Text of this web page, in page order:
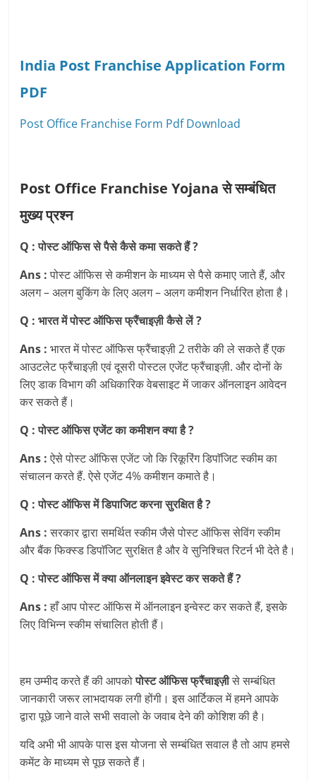
India Post Franchise Application Form
PDF
Post Office Franchise Form Pdf Download
Post Office Franchise Yojana से सम्बंधित
मुख्य प्रश्न
Q : पोस्ट ऑफिस से पैसे कैसे कमा सकते हैं ?
Ans :पोस्ट ऑफिस से कमीशन के माध्यम से पैसे कमाए जाते हैं, और
अलग – अलग बुकिंग के लिए अलग – अलग कमीशन निर्धारित होता है।
Q : भारत में पोस्ट ऑफिस फ्रैंचाइज़ी कैसे लें ?
Ans : भारत में पोस्ट ऑफिस फ्रैंचाइज़ी 2 तरीके की ले सकते हैं एक
आउटलेट फ्रैंचाइज़ी एवं दूसरी पोस्टल एजेंट फ्रैंचाइज़ी. और दोनों के
लिए डाक विभाग की अधिकारिक वेबसाइट में जाकर ऑनलाइन आवेदन
कर सकते हैं।
Q : पोस्ट ऑफिस एजेंट का कमीशन क्या है ?
Ans :ऐसे पोस्ट ऑफिस एजेंट जो कि रिकूरिंग डिपाॅजिट स्कीम का
संचालन करते हैं. ऐसे एजेंट 4% कमीशन कमाते है।
Q : पोस्ट ऑफिस में डिपाजिट करना सुरक्षित है ?
Ans :सरकार द्वारा समर्थित स्कीम जैसे पोस्ट ऑफिस सेविंग स्कीम
और बैंक फिक्स्ड डिपाॅजिट सुरक्षित है और वे सुनिश्चित रिटर्न भी देते है।
Q : पोस्ट ऑफिस में क्या ऑनलाइन इवेस्ट कर सकते हैं ?
Ans :हाँ आप पोस्ट ऑफिस में ऑनलाइन इन्वेस्ट कर सकते हैं, इसके
लिए विभिन्न स्कीम संचालित होती हैं।
हम उम्मीद करते हैं की आपकोपोस्ट ऑफिस फ्रैंचाइज़ीसे सम्बंधित
जानकारी जरूर लाभदायक लगी होंगी। इस आर्टिकल में हमने आपके
द्वारा पूछे जाने वाले सभी सवालो के जवाब देने की कोशिश की है।
यदि अभी भी आपके पास इस योजना से सम्बंधित सवाल है तो आप हमसे
कमेंट के माध्यम से पूछ सकते हैं।